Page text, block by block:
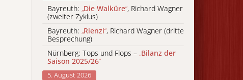
Bayreuth: „Die Walküre“, Richard Wagner
(zweiter Zyklus)
Bayreuth: „Rienzi“, Richard Wagner (dritte
Besprechung)
Nürnberg: Tops und Flops – „Bilanz der
Saison 2025/26“
5. August 2026